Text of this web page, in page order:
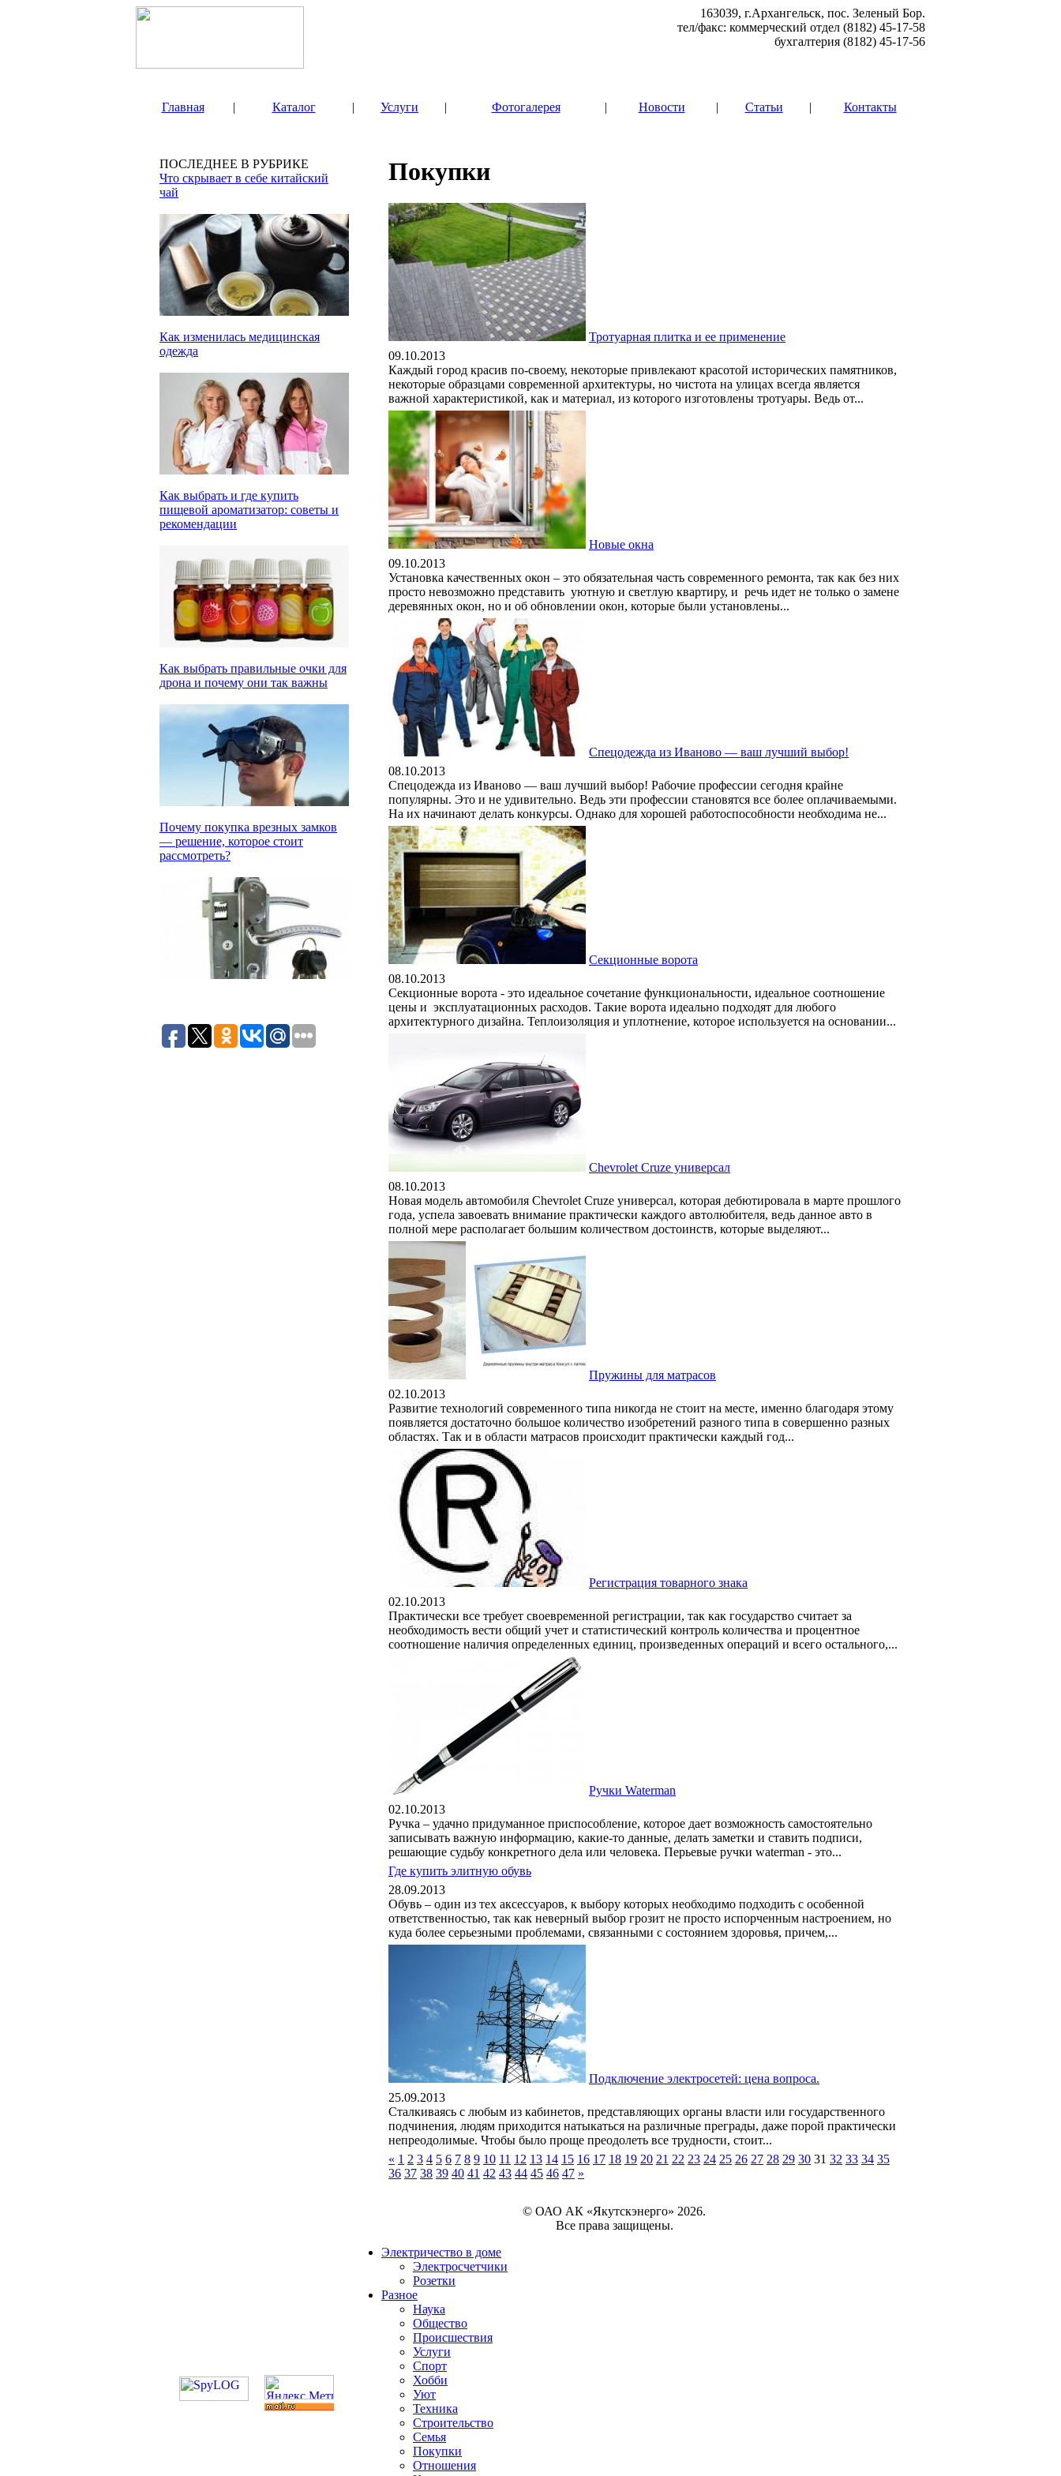
163039, г.Архангельск, пос. Зеленый Бор.
тел/факс: коммерческий отдел (8182) 45-17-58
бухгалтерия (8182) 45-17-56
Главная | Каталог | Услуги | Фотогалерея | Новости | Статьи | Контакты
ПОСЛЕДНЕЕ В РУБРИКЕ
Что скрывает в себе китайский
чай
Как изменилась медицинская
одежда
Как выбрать и где купить
пищевой ароматизатор: советы и
рекомендации
Как выбрать правильные очки для
дрона и почему они так важны
Почему покупка врезных замков
— решение, которое стоит
рассмотреть?
Покупки
Тротуарная плитка и ее применение
09.10.2013
Каждый город красив по-своему, некоторые привлекают красотой исторических памятников,
некоторые образцами современной архитектуры, но чистота на улицах всегда является
важной характеристикой, как и материал, из которого изготовлены тротуары. Ведь от...
Новые окна
09.10.2013
Установка качественных окон – это обязательная часть современного ремонта, так как без них
просто невозможно представить уютную и светлую квартиру, и речь идет не только о замене
деревянных окон, но и об обновлении окон, которые были установлены...
Спецодежда из Иваново — ваш лучший выбор!
08.10.2013
Спецодежда из Иваново — ваш лучший выбор! Рабочие профессии сегодня крайне
популярны. Это и не удивительно. Ведь эти профессии становятся все более оплачиваемыми.
На их начинают делать конкурсы. Однако для хорошей работоспособности необходима не...
Секционные ворота
08.10.2013
Секционные ворота - это идеальное сочетание функциональности, идеальное соотношение
цены и эксплуатационных расходов. Такие ворота идеально подходят для любого
архитектурного дизайна. Теплоизоляция и уплотнение, которое используется на основании...
Chevrolet Cruze универсал
08.10.2013
Новая модель автомобиля Chevrolet Cruze универсал, которая дебютировала в марте прошлого
года, успела завоевать внимание практически каждого автолюбителя, ведь данное авто в
полной мере располагает большим количеством достоинств, которые выделяют...
Пружины для матрасов
02.10.2013
Развитие технологий современного типа никогда не стоит на месте, именно благодаря этому
появляется достаточно большое количество изобретений разного типа в совершенно разных
областях. Так и в области матрасов происходит практически каждый год...
Регистрация товарного знака
02.10.2013
Практически все требует своевременной регистрации, так как государство считает за
необходимость вести общий учет и статистический контроль количества и процентное
соотношение наличия определенных единиц, произведенных операций и всего остального,...
Ручки Waterman
02.10.2013
Ручка – удачно придуманное приспособление, которое дает возможность самостоятельно
записывать важную информацию, какие-то данные, делать заметки и ставить подписи,
решающие судьбу конкретного дела или человека. Перьевые ручки waterman - это...
Где купить элитную обувь
28.09.2013
Обувь – один из тех аксессуаров, к выбору которых необходимо подходить с особенной
ответственностью, так как неверный выбор грозит не просто испорченным настроением, но
куда более серьезными проблемами, связанными с состоянием здоровья, причем,...
Подключение электросетей: цена вопроса.
25.09.2013
Сталкиваясь с любым из кабинетов, представляющих органы власти или государственного
подчинения, людям приходится натыкаться на различные преграды, даже порой практически
непреодолимые. Чтобы было проще преодолеть все трудности, стоит...
« 1 2 3 4 5 6 7 8 9 10 11 12 13 14 15 16 17 18 19 20 21 22 23 24 25 26 27 28 29 30 31 32 33 34 35
36 37 38 39 40 41 42 43 44 45 46 47 »
© ОАО АК «Якутскэнерго» 2026.
Все права защищены.
Электричество в доме
Электросчетчики
Розетки
Разное
Наука
Общество
Происшествия
Услуги
Спорт
Хобби
Уют
Техника
Строительство
Семья
Покупки
Отношения